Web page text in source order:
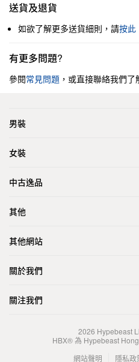
送貨及退貨
如欲了解更多送貨細則，請按此
有更多問題?
參閱常見問題 ，或直接聯絡我們了
男裝
女裝
中古逸品
其他
其他網站
關於我們
關注我們
2026 Hypebeast
HBX® 為 Hypebeast
網站聲明
隱私政